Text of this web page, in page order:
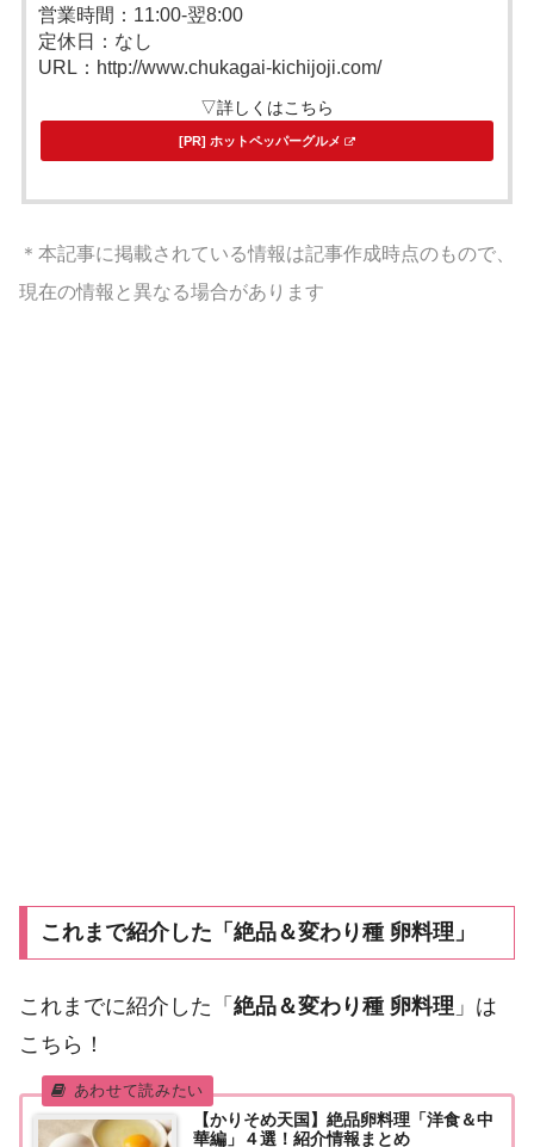
営業時間：11:00-翌8:00
定休日：なし
URL：http://www.chukagai-kichijoji.com/
▽詳しくはこちら
[PR] ホットペッパーグルメ
＊本記事に掲載されている情報は記事作成時点のもので、
現在の情報と異なる場合があります
これまで紹介した「絶品＆変わり種 卵料理」
これまでに紹介した「 絶品＆変わり種 卵料理 」は
こちら！
【かりそめ天国】絶品卵料理「洋食＆中
華編」４選！紹介情報まとめ